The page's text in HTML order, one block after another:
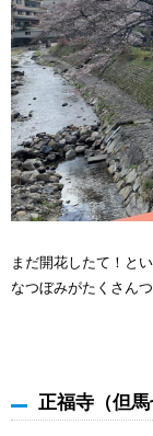
まだ開花したて！と
なつぼみがたくさんつ
正福寺（但